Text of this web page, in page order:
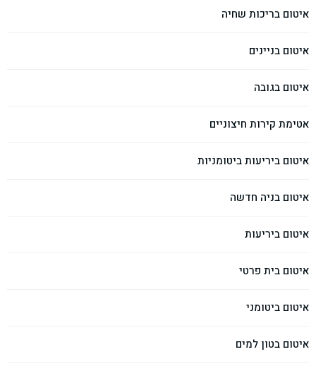
איטום בריכות שחיה
איטום בניינים
איטום בגובה
אטימת קירות חיצוניים
איטום ביריעות ביטומניות
איטום בניה חדשה
איטום ביריעות
איטום בית פרטי
איטום ביטומני
איטום בטון למים